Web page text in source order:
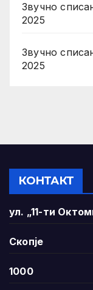
Звучно
2025
Звучно
2025
КОНТАКТ
ул. „11-ти
Скопје
1000